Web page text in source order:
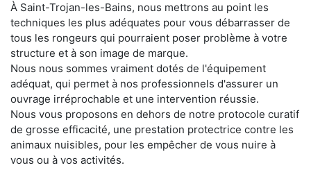
À Saint-Trojan-les-Bains, nous mettrons au point les
techniques les plus adéquates pour vous débarrasser de
tous les rongeurs qui pourraient poser problème à votre
structure et à son image de marque.
Nous nous sommes vraiment dotés de l'équipement
adéquat, qui permet à nos professionnels d'assurer un
ouvrage irréprochable et une intervention réussie.
Nous vous proposons en dehors de notre protocole curatif
de grosse efficacité, une prestation protectrice contre les
animaux nuisibles, pour les empêcher de vous nuire à
vous ou à vos activités.